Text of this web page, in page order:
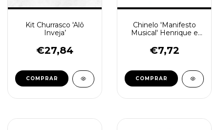
Kit Churrasco 'Alô
Inveja’
€27,84
Chinelo 'Manifesto
Musical' Henrique e
€7,72
COMPRAR